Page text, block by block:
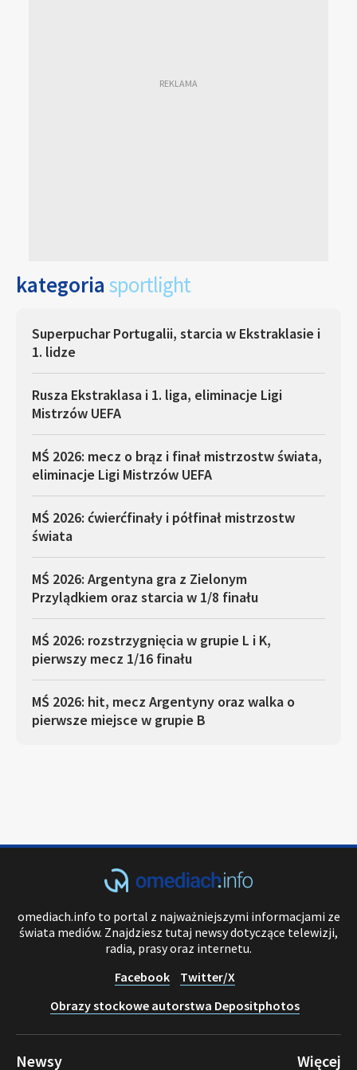
kategoria sportlight
Superpuchar Portugalii, starcia w Ekstraklasie i
1. lidze
Rusza Ekstraklasa i 1. liga, eliminacje Ligi
Mistrzów UEFA
MŚ 2026: mecz o brąz i finał mistrzostw świata,
eliminacje Ligi Mistrzów UEFA
MŚ 2026: ćwierćfinały i półfinał mistrzostw
świata
MŚ 2026: Argentyna gra z Zielonym
Przylądkiem oraz starcia w 1/8 finału
MŚ 2026: rozstrzygnięcia w grupie L i K,
pierwszy mecz 1/16 finału
MŚ 2026: hit, mecz Argentyny oraz walka o
pierwsze miejsce w grupie B
omediach.info to portal z najważniejszymi informacjami ze
świata mediów. Znajdziesz tutaj newsy dotyczące telewizji,
radia, prasy oraz internetu.
Facebook
Twitter/X
Obrazy stockowe autorstwa Depositphotos
Newsy Więcej